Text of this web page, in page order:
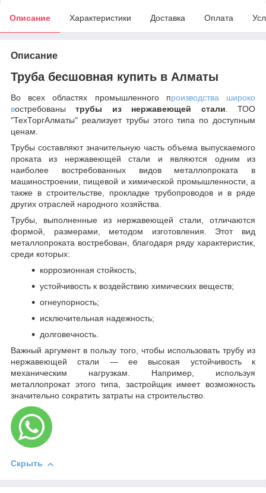
Описание Характеристики Доставка Оплата
Описание
Труба бесшовная купить в Алматы
Во всех областях промышленного производства широко
востребованытрубы из нержавеющей стали. ТОО
"ТехТоргАлматы" реализует трубы этого типа по доступным
ценам.
Трубы составляют значительную часть объема выпускаемого
проката из нержавеющей стали и являются одним из
наиболее востребованных видов металлопроката в
машиностроении, пищевой и химической промышленности, а
также в строительстве, прокладке трубопроводов и в ряде
других отраслей народного хозяйства.
Трубы, выполненные из нержавеющей стали, отличаются
формой, размерами, методом изготовления. Этот вид
металлопроката востребован, благодаря ряду характеристик,
среди которых:
коррозионная стойкость;
устойчивость к воздействию химических веществ;
огнеупорность;
исключительная надежность;
долговечность.
Важный аргумент в пользу того, чтобы использовать трубу из
нержавеющей стали — ее высокая устойчивость к
механическим нагрузкам. Например, используя
металлопрокат этого типа, застройщик имеет возможность
значительно сократить затраты на строительство.
Скрыть